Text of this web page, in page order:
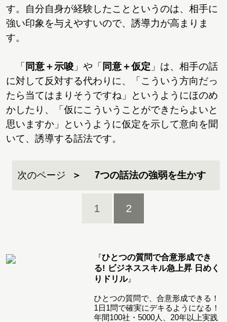
す。自分自身が経験したことというのは、相手に
強い印象を与えやすいので、誘導力が高まりま
す。
「 同意＋示唆 」や「 同意＋仮定 」は、相手の話
に対して反対する代わりに、「こういう方向だっ
たら当てはまりそうですね」というようにほのめ
かしたり、「仮にこういうことができたらよいと
思いますか」というように仮定を示して意向を聞
いて、誘導する話法です。
次のページ 7つの話法の強弱を生かす
1 2
『ひとつの質問で合意形成でき
る! ビジネススキル急上昇 日めく
りドリル』
ひとつの質問で、合意形成できる！
1日1問で確実にデキるようになる！
年間100社・5000人、20年以上実践